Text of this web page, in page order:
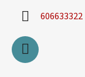
606633322